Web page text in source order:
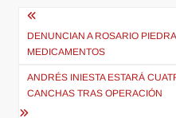
Navegación
de
entradas
DENUNCIAN A ROSARIO
MEDICAMENTOS
ANDRÉS INIESTA ESTARÁ
CANCHAS TRAS OPERACIÓN